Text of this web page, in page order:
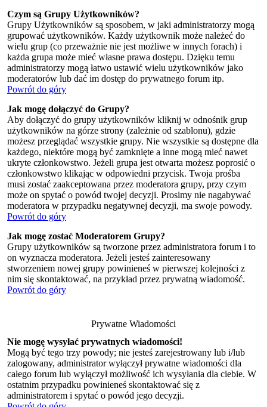
Czym są Grupy Użytkowników?
Grupy Użytkowników są sposobem, w jaki administratorzy mogą
grupować użytkowników. Każdy użytkownik może należeć do
wielu grup (co przeważnie nie jest możliwe w innych forach) i
każda grupa może mieć własne prawa dostępu. Dzięku temu
administratorzy mogą łatwo ustawić wielu użytkowników jako
moderatorów lub dać im dostęp do prywatnego forum itp.
Powrót do góry
Jak mogę dołączyć do Grupy?
Aby dołączyć do grupy użytkowników kliknij w odnośnik grup
użytkowników na górze strony (zależnie od szablonu), gdzie
możesz przeglądać wszystkie grupy. Nie wszystkie są dostępne dla
każdego, niektóre mogą być zamknięte a inne mogą mieć nawet
ukryte członkowstwo. Jeżeli grupa jest otwarta możesz poprosić o
członkowstwo klikając w odpowiedni przycisk. Twoja prośba
musi zostać zaakceptowana przez moderatora grupy, przy czym
może on spytać o powód twojej decyzji. Prosimy nie nagabywać
moderatora w przypadku negatywnej decyzji, ma swoje powody.
Powrót do góry
Jak mogę zostać Moderatorem Grupy?
Grupy użytkowników są tworzone przez administratora forum i to
on wyznacza moderatora. Jeżeli jesteś zainteresowany
stworzeniem nowej grupy powinieneś w pierwszej kolejności z
nim się skontaktować, na przykład przez prywatną wiadomość.
Powrót do góry
Prywatne Wiadomości
Nie mogę wysyłać prywatnych wiadomości!
Mogą być tego trzy powody; nie jesteś zarejestrowany lub i/lub
zalogowany, administrator wyłączył prywatne wiadomości dla
całego forum lub wyłączył możliwość ich wysyłania dla ciebie. W
ostatnim przypadku powinieneś skontaktować się z
administratorem i spytać o powód jego decyzji.